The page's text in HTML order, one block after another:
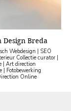
Breda
Webdesign | SEO
| Art direction
| Fotobewerking
Online